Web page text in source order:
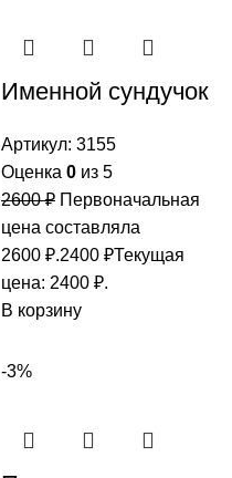
Именной сундучок
Артикул: 3155
Оценка 0 из 5
2600₽ Первоначальная
цена составляла
2600 ₽.2400 ₽Текущая
цена: 2400 ₽.
В корзину
-3%